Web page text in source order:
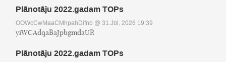
Plānotāju 2022.gadam TOPs
OOWcCwMaaCMhpahDifnb @ 31.Jūl, 2026 19:39
yiWCAdqaBaJpbgmdaUR
Plānotāju 2022.gadam TOPs